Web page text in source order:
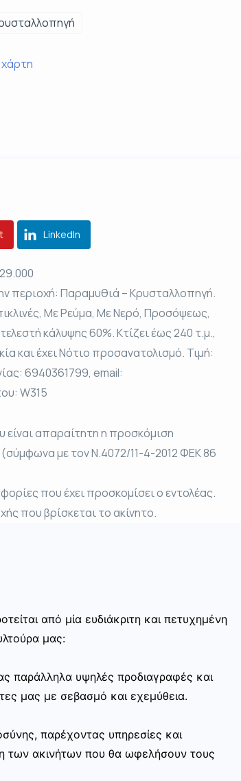
χάρτη
LinkedIn
περιοχή: Παραμυθιά – Κρυσταλλοπηγή.
Με Ρεύμα, Με Νερό, Προσόψεως,
κάλυψης 60%. Κτίζει έως 240 τ.μ.,
και έχει Νότιο προσανατολισμό. Τιμή:
6940361799, email:
W315
είναι απαραίτητη η προσκόμιση
με τον Ν.4072/11-4-2012 ΦΕΚ 86
που έχει προσκομίσει ο εντολέας.
που βρίσκεται το ακίνητο.
από μία ευδιάκριτη και πετυχημένη
μας:
παράλληλα υψηλές προδιαγραφές και
μας με σεβασμό και εχεμύθεια.
παρέχοντας υπηρεσίες και
των ακινήτων που θα ωφελήσουν τους